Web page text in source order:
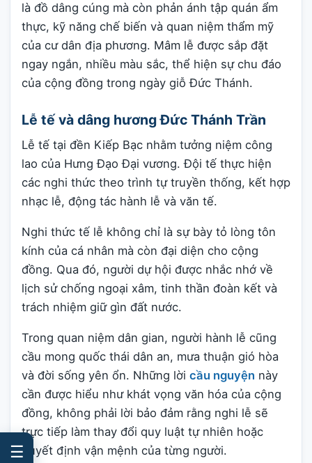
là đồ dâng cúng mà còn phản ánh tập quán ẩm
thực, kỹ năng chế biến và quan niệm thẩm mỹ
của cư dân địa phương. Mâm lễ được sắp đặt
ngay ngắn, nhiều màu sắc, thể hiện sự chu đáo
của cộng đồng trong ngày giỗ Đức Thánh.
Lễ tế và dâng hương Đức Thánh Trần
Lễ tế tại đền Kiếp Bạc nhằm tưởng niệm công
lao của Hưng Đạo Đại vương. Đội tế thực hiện
các nghi thức theo trình tự truyền thống, kết hợp
nhạc lễ, động tác hành lễ và văn tế.
Nghi thức tế lễ không chỉ là sự bày tỏ lòng tôn
kính của cá nhân mà còn đại diện cho cộng
đồng. Qua đó, người dự hội được nhắc nhớ về
lịch sử chống ngoại xâm, tinh thần đoàn kết và
trách nhiệm giữ gìn đất nước.
Trong quan niệm dân gian, người hành lễ cũng
cầu mong quốc thái dân an, mưa thuận gió hòa
và đời sống yên ổn. Những lời cầu nguyện này
cần được hiểu như khát vọng văn hóa của cộng
đồng, không phải lời bảo đảm rằng nghi lễ sẽ
trực tiếp làm thay đổi quy luật tự nhiên hoặc
quyết định vận mệnh của từng người.
☰